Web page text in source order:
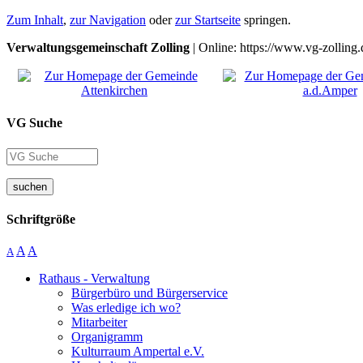
Zum Inhalt, zur Navigation oderzur Startseite springen.
Verwaltungsgemeinschaft Zolling | Online: https://www.vg-
VG Suche
suchen
Schriftgröße
A A A
Rathaus - Verwaltung
Bürgerbüro und Bürgerservice
Was erledige ich wo?
Mitarbeiter
Organigramm
Kulturraum Ampertal e.V.